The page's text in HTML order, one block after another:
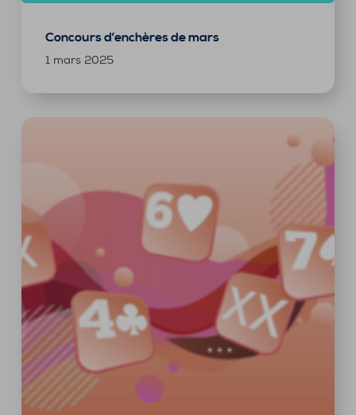
Concours d’enchères de mars
1 mars 2025